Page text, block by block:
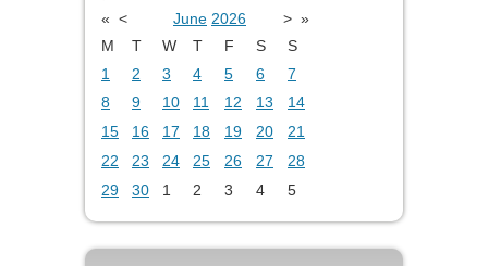
« < June 2026 > »
M
T W T F S
S
1
2 3 4 5 6
7
8
9 10 11 12 13
14
15
16 17 18 19 20
21
22
23 24 25 26 27
28
29
30 1 2 3 4 5